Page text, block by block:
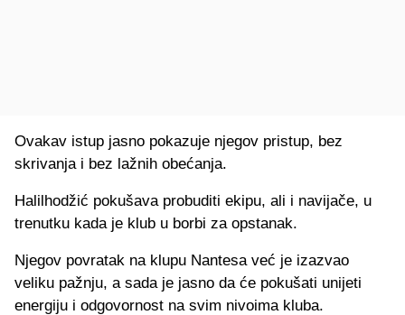
Ovakav istup jasno pokazuje njegov pristup, bez
skrivanja i bez lažnih obećanja.
Halilhodžić pokušava probuditi ekipu, ali i navijače, u
trenutku kada je klub u borbi za opstanak.
Njegov povratak na klupu Nantesa već je izazvao
veliku pažnju, a sada je jasno da će pokušati unijeti
energiju i odgovornost na svim nivoima kluba.